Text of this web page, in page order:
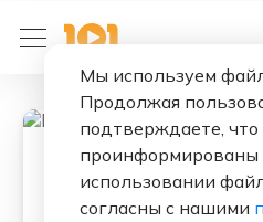
Мы используем
Продолжая
подтверждаете,
проинформированы
использовании
согласны с нашими